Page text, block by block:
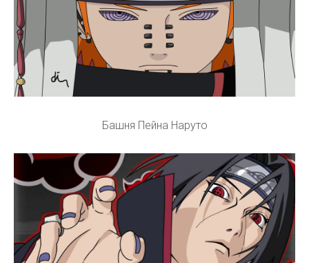
Башня Пейна Наруто